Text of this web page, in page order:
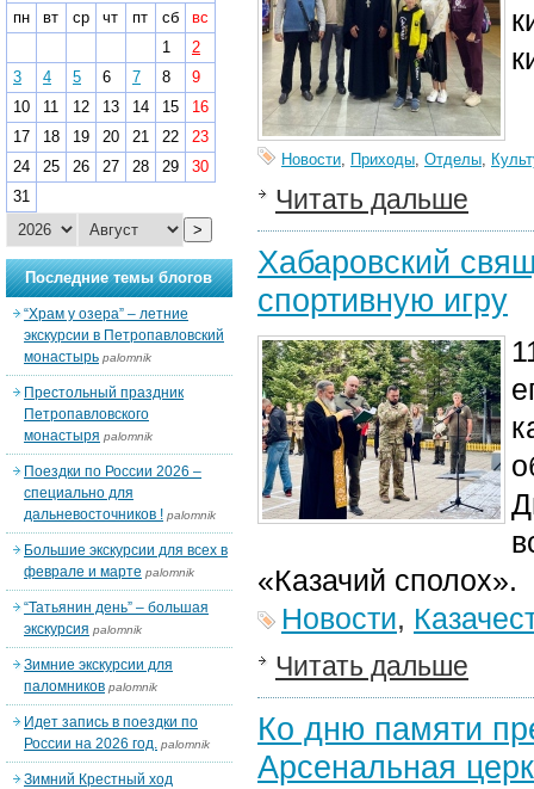
Новости, Приходы, Отделы,
Читать дальше
Хабаровский
спортивную игру
«Казачий сполох».
Новости,
Читать дальше
Ко дню памяти
Арсенальная
пн
вт ср чт пт сб
вс
1
2
3
4 5 6 7 8
9
10
11 12 13 14 15
16
17
18 19 20 21 22
23
24
25 26 27 28 29
30
31
>
Последние темы блогов
“Храм у озера” – летние
экскурсии в Петропавловский
монастырь palomnik
Престольный праздник
Петропавловского
монастыря palomnik
Поездки по России 2026 –
специально для
дальневосточников ! palomnik
Большие экскурсии для всех в
феврале и марте palomnik
“Татьянин день” – большая
экскурсия palomnik
Зимние экскурсии для
паломников palomnik
Идет запись в поездки по
России на 2026 год. palomnik
Зимний Крестный ход